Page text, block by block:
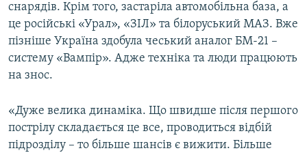
снарядів. Крім того, застаріла автомобільна база, а
це російські «Урал», «ЗІЛ» та білоруський МАЗ. Вже
пізніше Україна здобула чеський аналог БМ-21 –
систему «Вампір». Адже техніка та люди працюють
на знос.
«Дуже велика динаміка. Що швидше після першого
пострілу складається це все, проводиться відбій
підрозділу – то більше шансів є вижити. Більше